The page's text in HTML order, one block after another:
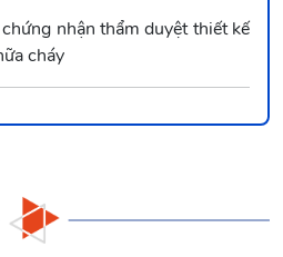
nhận thẩm duyệt thiết kế
cháy